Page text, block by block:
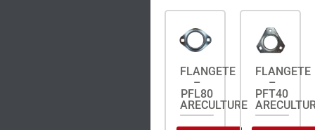
FLANGETE
–
PFL80
ARECULTURE
FLANGETE
–
PFT40